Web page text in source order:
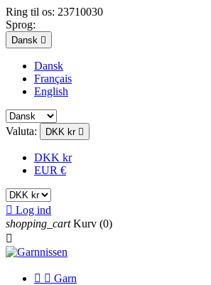
Ring til os: 23710030
Sprog:
Dansk 
Dansk
Français
English
Valuta: DKK kr 
DKK kr
EUR €
 Log ind
shopping_cart Kurv (0)

  Garn